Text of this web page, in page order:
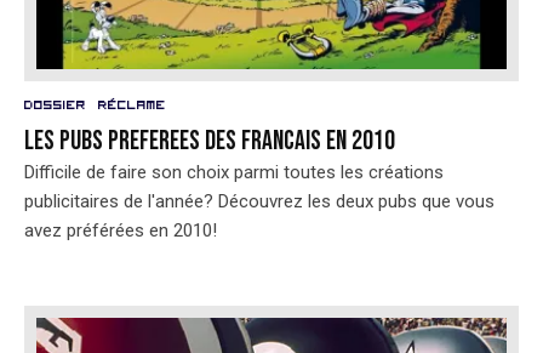
Dossier Réclame
Les pubs preferees des Francais en 2010
Difficile de faire son choix parmi toutes les créations
publicitaires de l'année? Découvrez les deux pubs que vous
avez préférées en 2010!